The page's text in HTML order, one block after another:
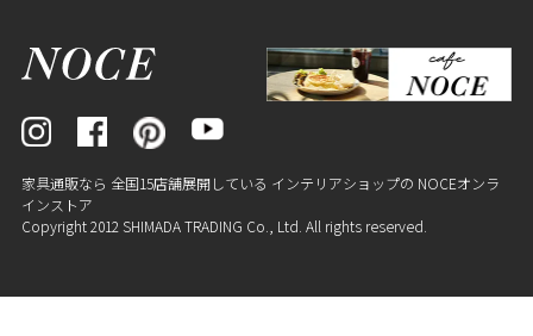
家具通販なら 全国15店舗展開している インテリアショップの NOCEオンラ
インストア
Copyright 2012 SHIMADA TRADING Co., Ltd. All rights reserved.